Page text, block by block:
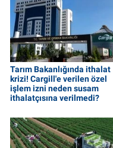
Tarım Bakanlığında ithalat
krizi! Cargill'e verilen özel
işlem izni neden susam
ithalatçısına verilmedi?